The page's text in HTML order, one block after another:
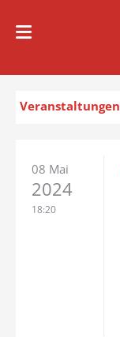
Veranstaltungen
08 Mai
2024
18:20